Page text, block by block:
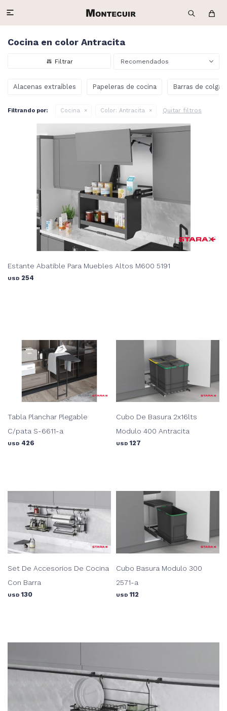

Cocina en color Antracita
Recomendados
Alacenas extraíbles Papeleras de cocina Barras de
Filtrando por: Cocina Color: Antracita Quitar filtros
Estante Abatible Para Muebles Altos M600 5191
USD 254
Tabla Planchar Plegable
C/pata S-6611-a
USD 426
Cubo De Basura 2x16lts
Modulo 400 Antracita
USD 127
Set De Accesorios De Cocina
Con Barra
USD 130
Cubo Basura Modulo 300
2571-a
USD 112